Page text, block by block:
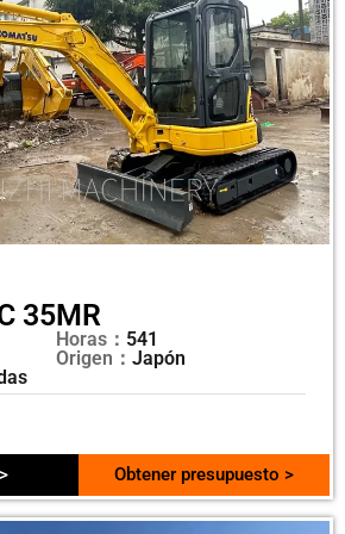
35MR
Horas： 541
Origen： Japón
Obtener presupuesto >